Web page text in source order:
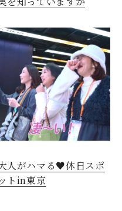
人がハマる♥休日スポ
ットin東京